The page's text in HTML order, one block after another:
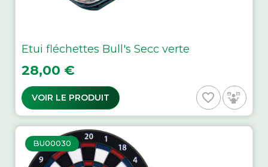
Etui fléchettes Bull's Secc verte
Prix
28,00 €
VOIR LE PRODUIT favorite_border
BU00030